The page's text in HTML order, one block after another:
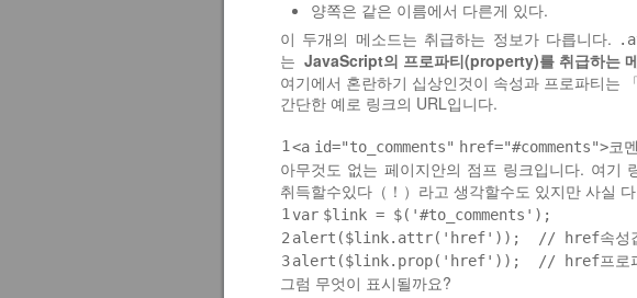
양쪽은 같은 이름에서 다른게 있다.
이 두개의 메소드는 취급하는 정보가 다릅니다.
는 JavaScript의 프로파티(property)를 취급하는
여기에서 혼란하기 십상인것이 속성과 프로파티는
간단한 예로 링크의 URL입니다.
1 <a id="to_comments" href="#comments">코
아무것도 없는 페이지안의 점프 링크입니다. 여기
취득할수있다 （！）라고 생각할수도 있지만 사실
1 var $link = $( '#to_comments' );
2 alert($link.attr( 'href' ));
// href속성
3alert($link.prop( 'href' )); // href프로
그럼 무엇이 표시될까요?